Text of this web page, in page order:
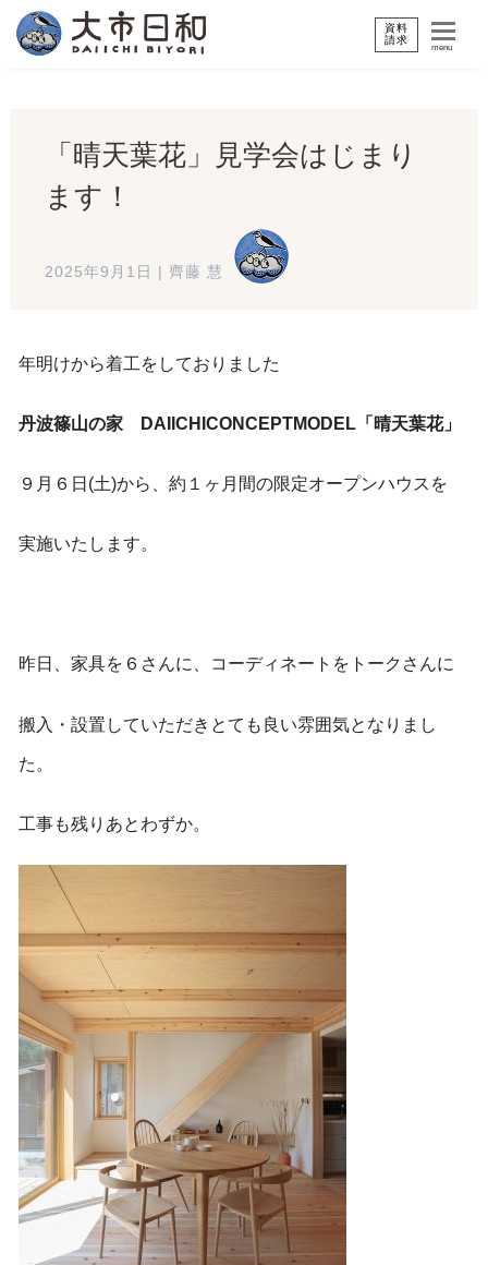
資料
請求
menu
「晴天葉花」見学会はじまり
ます！
2025年9月1日 | 齊藤 慧
年明けから着工をしておりました
丹波篠山の家 DAIICHICONCEPTMODEL「晴天葉花」
９月６日(土)から、約１ヶ月間の限定オープンハウスを
実施いたします。
昨日、家具を６さんに、コーディネートをトークさんに
搬入・設置していただきとても良い雰囲気となりまし
た。
工事も残りあとわずか。